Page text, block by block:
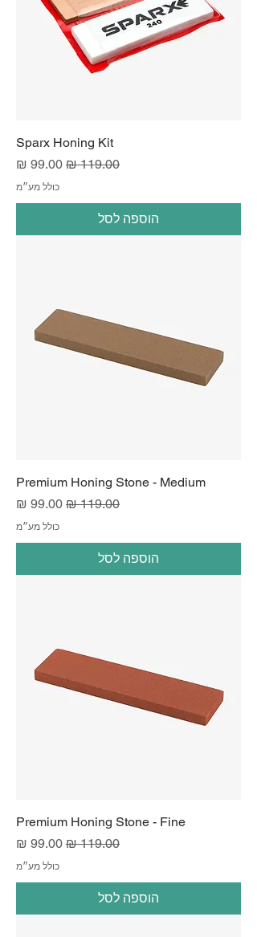
Sparx Honing Kit
מחיר רגיל מחיר מבצע
כולל מע״מ
הוספה לסל
Premium Honing Stone - Medium
מחיר רגיל מחיר מבצע
כולל מע״מ
הוספה לסל
Premium Honing Stone - Fine
מחיר רגיל מחיר מבצע
כולל מע״מ
הוספה לסל